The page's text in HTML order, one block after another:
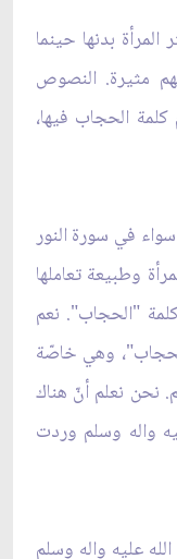
بدنها حينما
مثيرة. النصوص
الحجاب فيها،
سواء في سورة النور
وطبيعة تعاملها
"الحجاب". نعم
وهي خاصّة
نحن نعلم أنّ هناك
واله وسلم وردت
عليه واله وسلم